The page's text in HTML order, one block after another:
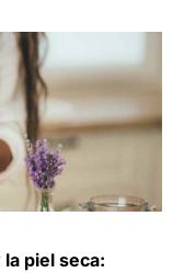
piel seca: